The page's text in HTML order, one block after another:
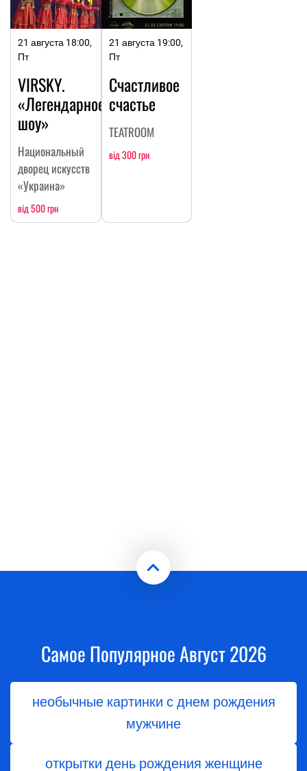
21 августа 18:00,
Пт
VIRSKY.
«Легендарное
шоу»
Национальный
дворец искусств
«Украина»
від 500 грн
21 августа 19:00,
Пт
Счастливое
счастье
TEATROOM
від 300 грн
Самое Популярное Август 2026
необычные картинки с днем рождения
мужчине
открытки день рождения женщине